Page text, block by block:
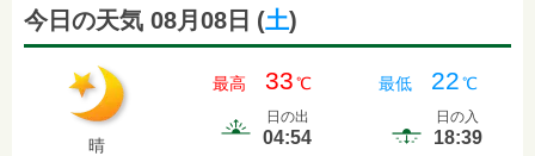
今日の天気 08月08日 (土)
晴
最高 33℃ 最低 22℃
日の出
04:54
日の入
18:39